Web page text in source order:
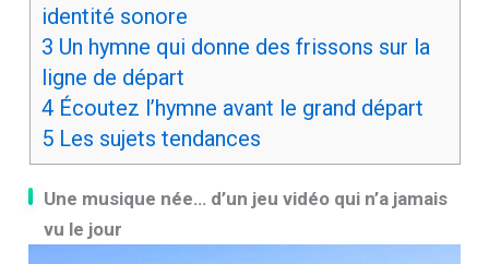
identité sonore
3 Un hymne qui donne des frissons sur la
ligne de départ
4Écoutez l’hymne avant le grand départ
5Les sujets tendances
Une musique née… d’un jeu vidéo qui n’a jamais
vu le jour